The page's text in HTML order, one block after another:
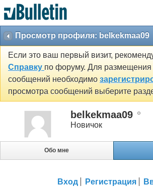
Просмотр профиля: belkekmaa09
Если это ваш первый визит,
Справку по форуму. Для размещения
сообщений необходимо
просмотра сообщений выберите
belkekmaa09
Новичок
Обо мне
Вход Регистрация